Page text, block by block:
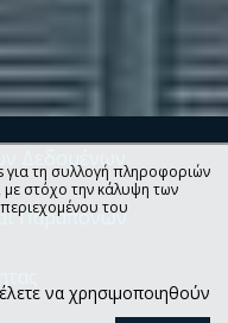
Δεδομένων
Παραπόνων
τη συλλογή πληροφοριών
με στόχο την κάλυψη των
του
να χρησιμοποιηθούν